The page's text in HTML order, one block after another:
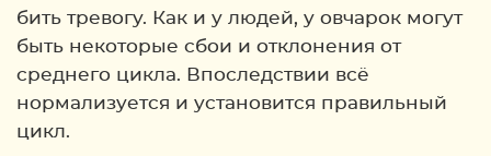
бить тревогу. Как и у людей, у овчарок могут
быть некоторые сбои и отклонения от
среднего цикла. Впоследствии всё
нормализуется и установится правильный
цикл.